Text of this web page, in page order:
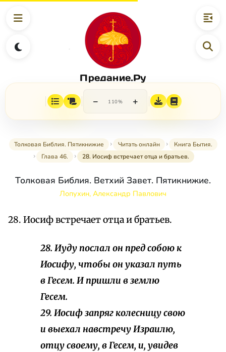
Предание.Ру
− 110% +
Толковая Библия. Пятикнижие Читать онлайн
Книга Бытия.
Глава 46.
28. Иосиф встречает отца и братьев.
Толковая Библия. Ветхий Завет. Пятикнижие.
Лопухин, Александр Павлович
28. Иосиф встречает отца и братьев.
28. Иуду послал он пред собою к
Иосифу, чтобы он указал путь
в Гесем. И пришли в землю
Гесем.
29. Иосиф запряг колесницу свою
и выехал навстречу Израилю,
отцу своему, в Гесем, и, увидев